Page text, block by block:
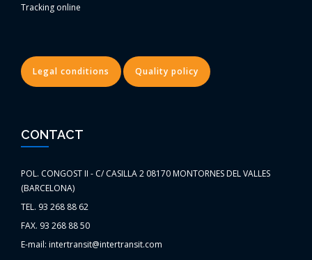
Tracking online
Legal conditions Quality policy
CONTACT
POL. CONGOST II - C/ CASILLA 2 08170 MONTORNES DEL VALLES
(BARCELONA)
TEL. 93 268 88 62
FAX. 93 268 88 50
E-mail: intertransit@intertransit.com